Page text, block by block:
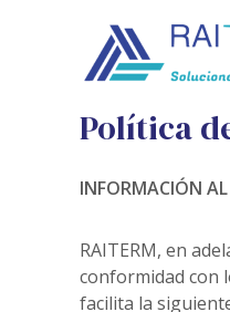
Política
INFORMACIÓN
RAITERM, en
conformidad con
facilita la